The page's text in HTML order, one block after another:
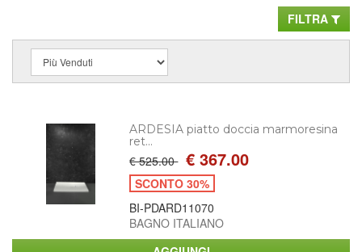
FILTRA
ARDESIA piatto doccia marmoresina
ret...
€ 525.00 € 367.00
SCONTO 30%
BI-PDARD11070
BAGNO ITALIANO